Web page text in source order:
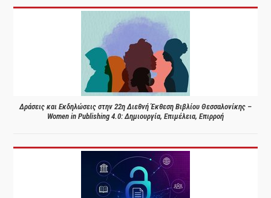
Δράσεις και Εκδηλώσεις στην 22η Διεθνή Έκθεση Βιβλίου Θεσσαλονίκης –
Women in Publishing 4.0: Δημιουργία, Επιμέλεια, Επιρροή